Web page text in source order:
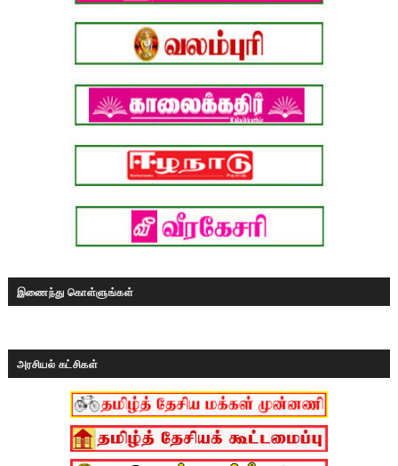
இணைந்து கொள்ளுங்கள்
அரசியல் கட்சிகள்